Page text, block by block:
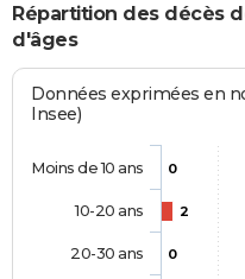
Répartition des décès
d'âges
Données exprimées en
Insee)
0
2
0
Moins de 10 ans
10-20 ans
20-30 ans